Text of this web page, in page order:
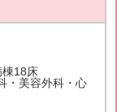
18床
・美容外科・心